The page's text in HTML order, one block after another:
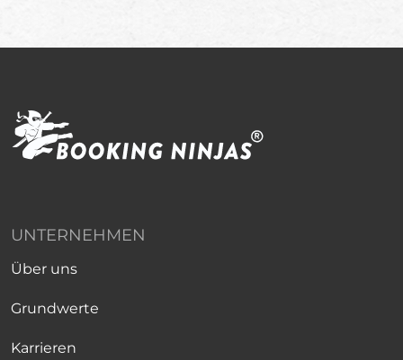
UNTERNEHMEN
Über uns
Grundwerte
Karrieren